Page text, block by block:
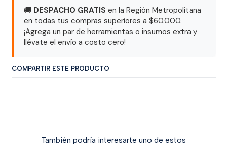
🚚 DESPACHO GRATIS en la Región Metropolitana
en todas tus compras superiores a $60.000.
¡Agrega un par de herramientas o insumos extra y
llévate el envío a costo cero!
COMPARTIR ESTE PRODUCTO
También podría interesarte uno de estos